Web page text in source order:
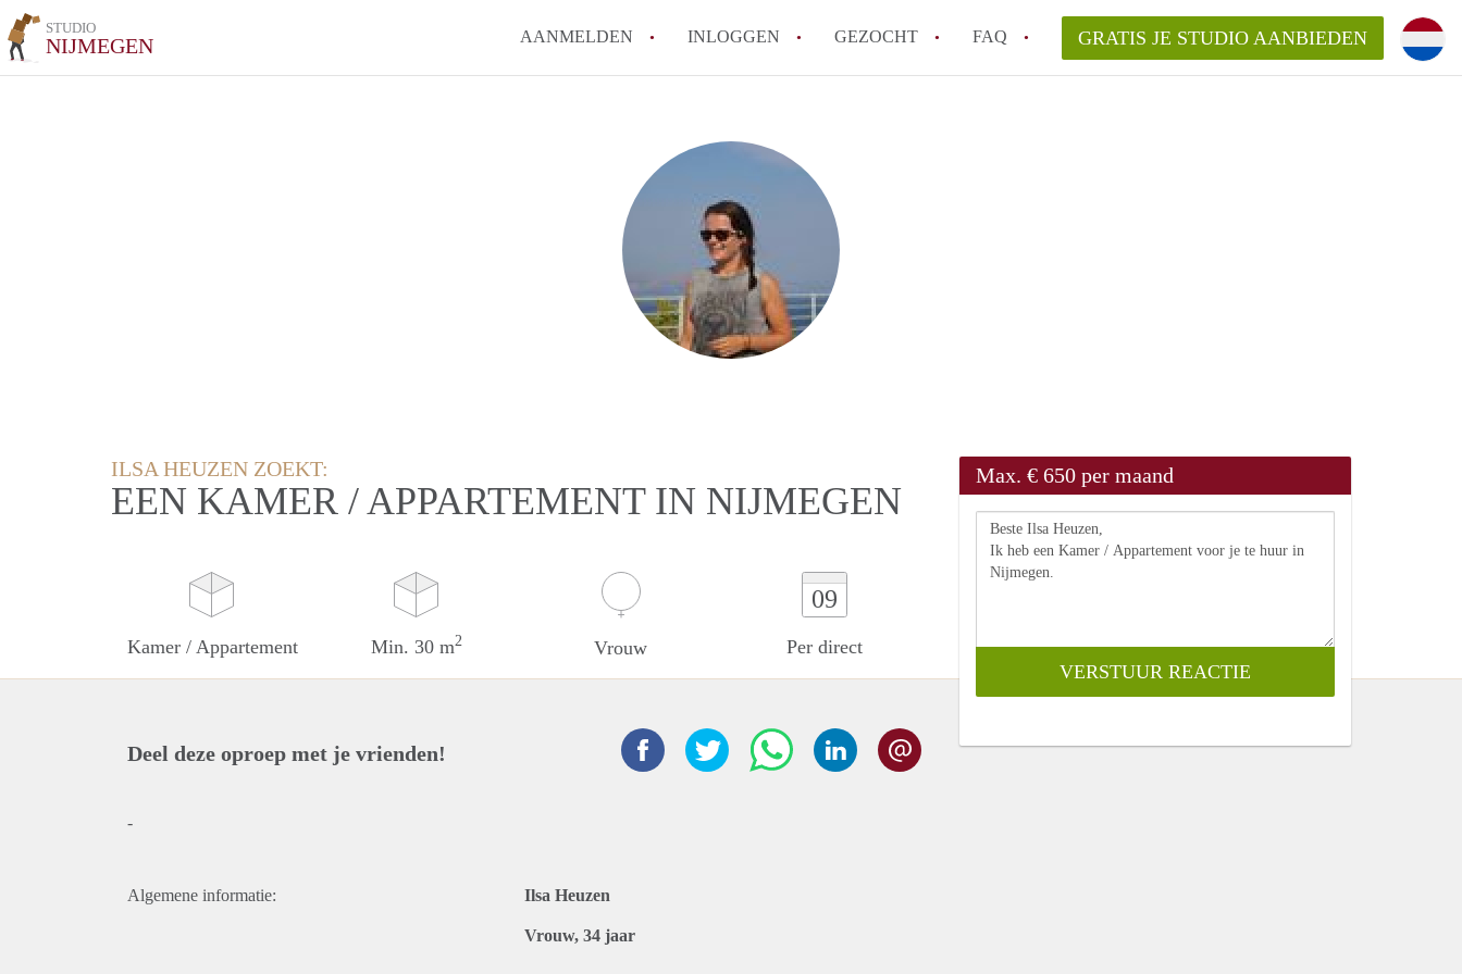
STUDIO
NIJMEGEN AANMELDEN INLOGGEN GEZOCHT FAQ
Wat is de privacyverklaring van StudiosNijmegen?
Berekent StudiosNijmegen makelaarsvergoeding/bemiddelingsvergoeding?
Is Studio's Nijmegen verantwoordelijk voor de aangeboden Studio's in
Nijmegen?
Alle veelgestelde vragen
GRATIS JE STUDIO AANBIEDEN
ILSA HEUZEN ZOEKT:
EEN KAMER / APPARTEMENT IN NIJMEGEN
Kamer / Appartement Min. 30 m2 Vrouw
09
Per direct
Max. € 650 per maand
Deel deze oproep met je vrienden!
-
Algemene informatie: Ilsa Heuzen
Vrouw, 34 jaar